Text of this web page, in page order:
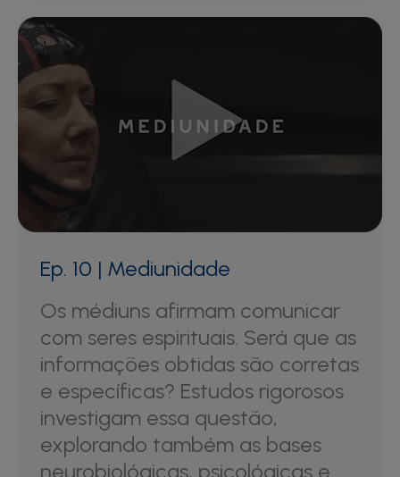
Ep. 10 | Mediunidade
Os médiuns afirmam comunicar
com seres espirituais. Será que as
informações obtidas são corretas
e específicas? Estudos rigorosos
investigam essa questão,
explorando também as bases
neurobiológicas, psicológicas e